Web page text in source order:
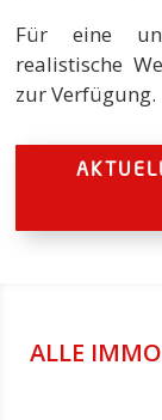
Für eine
realistische
zur Verfügung.
ALLE